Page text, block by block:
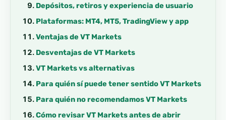
Depósitos, retiros y experiencia de usuario
Plataformas: MT4, MT5, TradingView y app
Ventajas de VT Markets
Desventajas de VT Markets
VT Markets vs alternativas
Para quién sí puede tener sentido VT Markets
Para quién no recomendamos VT Markets
Cómo revisar VT Markets antes de abrir